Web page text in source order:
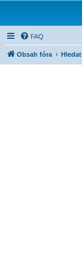
FAQ
Obsah fóra Hledat